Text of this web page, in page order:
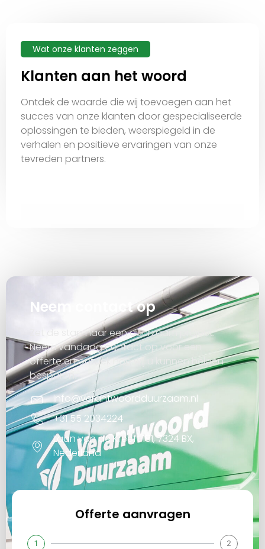
Wat onze klanten zeggen
Klanten aan het woord
Ontdek de waarde die wij toevoegen aan het
succes van onze klanten door gespecialiseerde
oplossingen te bieden, weerspiegeld in de
verhalen en positieve ervaringen van onze
tevreden partners.
Neem contact op
Zet de stap naar een duurzaam project.
Neem vandaag contact op voor een
offerte en ontdek hoe wij u kunnen helpen
besparen.
info@verantwoordduurzaam.nl
+31 55 2034224
Laan van de Kreeft 181, 7324 BX,
Nederland
Offerte aanvragen
1 2